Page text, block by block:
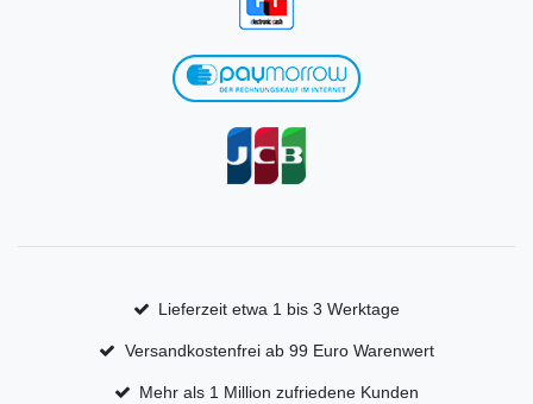
Lieferzeit etwa 1 bis 3 Werktage
Versandkostenfrei ab 99 Euro Warenwert
Mehr als 1 Million zufriedene Kunden